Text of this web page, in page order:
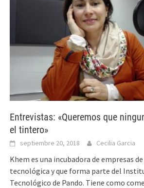
Entrevistas: «Queremos que
el tintero»
septiembre 20, 2018 Cecilia Garcia
Khem es una incubadora de empresas
tecnológica y que forma parte del
Tecnológico de Pando. Tiene como